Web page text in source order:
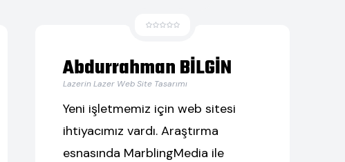
Abdurrahman BİLGİN
Lazerin Lazer Web Site Tasarımı
Yeni işletmemiz için web sitesi
ihtiyacımız vardı. Araştırma
esnasında MarblingMedia ile